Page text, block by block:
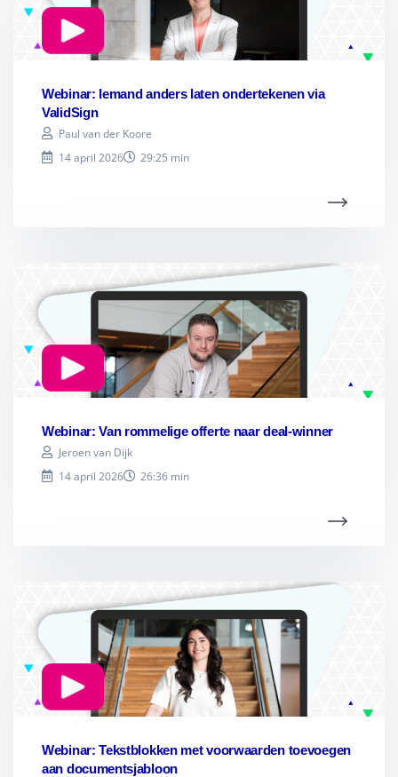
Webinar: Iemand anders laten ondertekenen via
ValidSign
Paul van der Koore
14 april 2026
29:25 min
Webinar: Van rommelige offerte naar deal-winner
Jeroen van Dijk
14 april 2026
26:36 min
Webinar: Tekstblokken met voorwaarden toevoegen
aan documentsjabloon